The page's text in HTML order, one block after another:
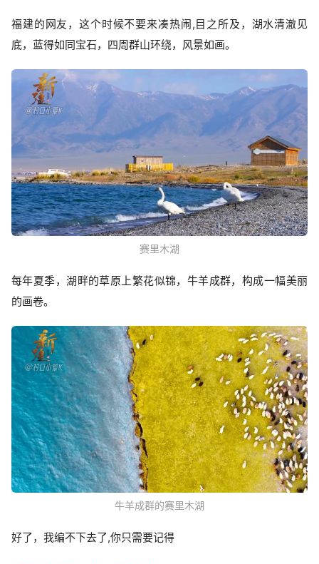
福建的网友，这个时候不要来凑热闹,目之所及，湖水清澈见
底，蓝得如同宝石，四周群山环绕，风景如画。
赛里木湖
每年夏季，湖畔的草原上繁花似锦，牛羊成群，构成一幅美丽
的画卷。
牛羊成群的赛里木湖
好了，我编不下去了,你只需要记得